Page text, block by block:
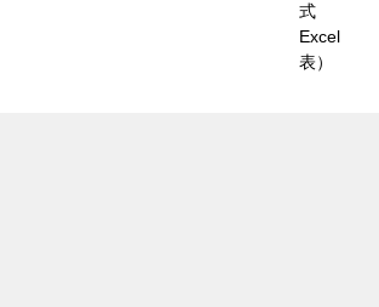
式
Excel
表）